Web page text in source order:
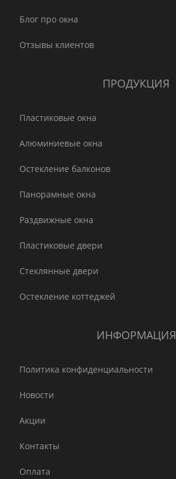
Блог про окна
Отзывы клиентов
ПРОДУКЦИЯ
Пластиковые окна
Алюминиевые окна
Остекление балконов
Панорамные окна
Раздвижные окна
Пластиковые двери
Стеклянные двери
Остекление коттеджей
ИНФОРМАЦИЯ
Политика конфиденциальности
Новости
Акции
Контакты
Оплата